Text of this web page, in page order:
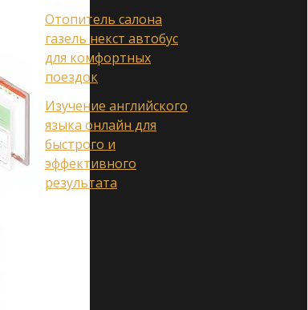
Отопитель салона
газель некст автобус
для комфортных
поездок
Изучение английского
языка онлайн для
быстрого и
эффективного
результата